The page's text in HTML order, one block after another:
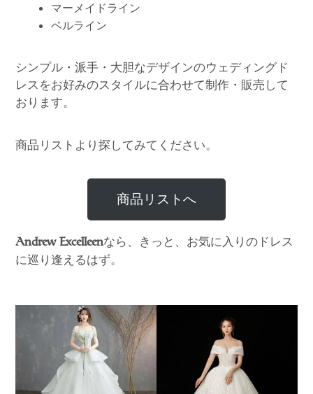
マーメイドライン
ベルライン
シンプル・派手・大胆なデザインのウェディングド
レスをお好みのスタイルに合わせて制作・販売して
おります。
商品リストより探してみてください。
商品リストへ
Andrew Excelleenなら、きっと、お気に入りのドレス
に巡り逢えるはず。